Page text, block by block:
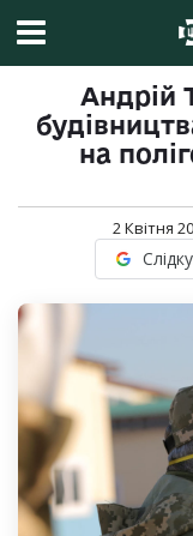
Андрій
на
2 Квітня